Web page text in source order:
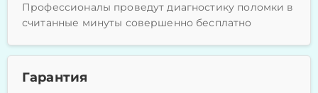
Профессионалы проведут диагностику поломки в
считанные минуты совершенно бесплатно
Гарантия